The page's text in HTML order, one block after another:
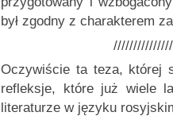
był zgodny z charakterem
Oczywiście ta teza, której
refleksje, które już wiele
literaturze w języku